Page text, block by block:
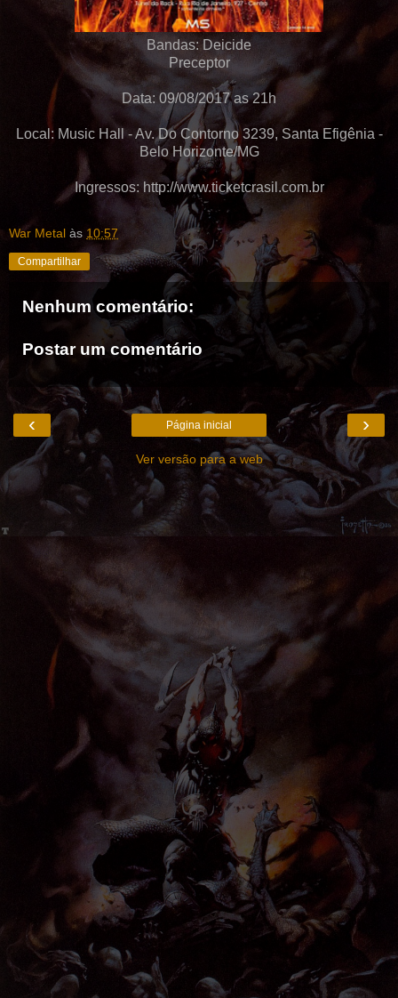
Bandas: Deicide
Preceptor
Data: 09/08/2017 as 21h
Local: Music Hall - Av. Do Contorno 3239, Santa Efigênia -
Belo Horizonte/MG
Ingressos: http://www.ticketcrasil.com.br
War Metal às 10:57
Compartilhar
Nenhum comentário:
Postar um comentário
‹ ›
Página inicial
Ver versão para a web